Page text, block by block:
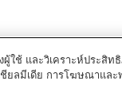
ใช้ และวิเคราะห์ประสิ
ยลมีเดีย การโฆษณาและ